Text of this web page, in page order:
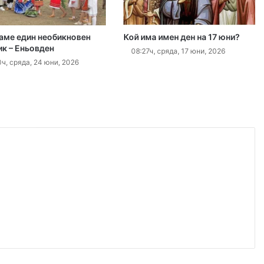
„Взели са му 30-те евро, да си хапнат дюнери“. Смразяващи детайли от екзекуцията на Младежкия хълм
един необикновен
– Еньовден
сряда, 24 юни, 2026
Кой има имен ден на 17 юни?
08:27ч, сряда, 17 юни, 2026